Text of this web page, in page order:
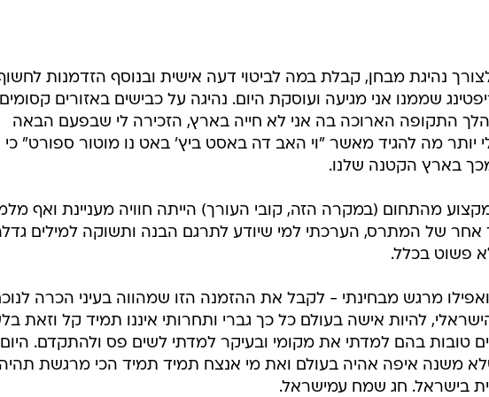
נהיגת מבחן, קבלת במה לביטוי דעה אישית ובנוסף הזדמנות
שממנו אני מגיעה ועוסקת היום. נהיגה על כבישים באזורים
התקופה הארוכה בה אני לא חייה בארץ, הזכירה לי שבפעם הבאה
יותר מה להגיד מאשר "וי האב דה באסט ביץ' באט נו מוטור ספורט" כי
בארץ הקטנה שלנו.
מהתחום (במקרה הזה, קובי העורך) הייתה חוויה מעניינת ואף
אחר של המתרס, הערכתי למי שיודע לתרגם הבנה ותשוקה למילים
פשוט בכלל.
מרגש מבחינתי - לקבל את ההזמנה הזו שמהווה בעיני הכרה
להיות אישה בעולם כל כך גברי ותחרותי איננו תמיד קל וזאת
טובות בהם למדתי את מקומי ובעיקר למדתי לשים פס ולהתקדם.
משנה איפה אהיה בעולם ואת מי אנצח תמיד תמיד הכי מרגשת
בישראל. חג שמח עמישראל.